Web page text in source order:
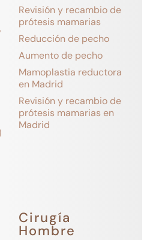
Revisión y recambio de
prótesis mamarias
Reducción de pecho
Aumento de pecho
Mamoplastia reductora
en Madrid
Revisión y recambio de
prótesis mamarias en
Madrid
Cirugía
Hombre